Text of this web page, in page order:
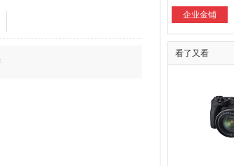
企业金铺
看了又看